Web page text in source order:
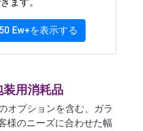
Ew+を表示する
用消耗品
オプションを含む、
ガラ
様のニーズに合わせた幅